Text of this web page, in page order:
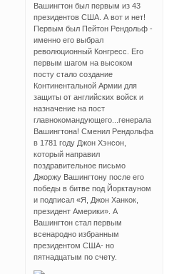
Вашингтон был первым из 43
президентов США. А вот и нет!
Первым был Пейтон Рендольф -
именно его выбрал
революционный Конгресс. Его
первым шагом на высоком
посту стало создание
Континентальной Армии для
защиты от английских войск и
назначение на пост
главнокомандующего...генерала
Вашингтона! Сменил Рендольфа
в 1781 году Джон Хэнсон,
который направил
поздравительное письмо
Джоржу Вашингтону после его
победы в битве под Йорктауном
и подписал «Я, Джон Ханкок,
президент Америки». А
Вашингтон стал первым
всенародно избранным
президентом США- но
пятнадцатым по счету.